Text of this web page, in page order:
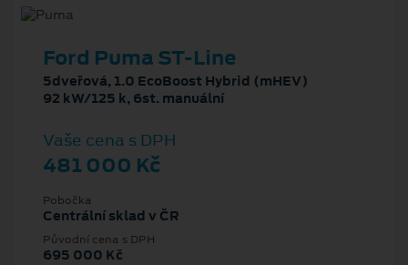
Ford Puma ST-Line
5dveřová, 1.0 EcoBoost Hybrid (mHEV)
92 kW/125 k, 6st. manuální
Vaše cena s DPH
481 000 Kč
Pobočka
Centrální sklad v ČR
Původní cena s DPH
695 000 Kč